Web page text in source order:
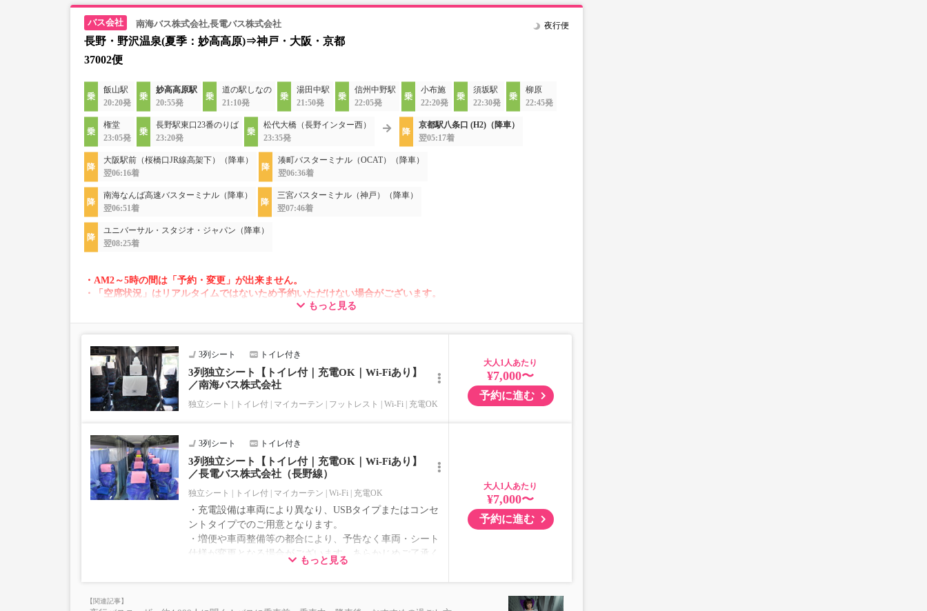
南海バス株式会社,長電バス株式会社
長野・野沢温泉(夏季：妙高高原)⇒神戸・大阪・京都
37002便
夜行便
飯山駅
20:20発
妙高高原駅
20:55発
道の駅しなの
21:10発
湯田中駅
21:50発
信州中野駅
22:05発
小布施
22:20発
須坂駅
22:30発
柳原
22:45発
権堂
23:05発
長野駅東口23番のりば
23:20発
松代大橋（長野インター西）
23:35発
京都駅八条口 (H2)（降車）
翌05:17着
大阪駅前（桜橋口JR線高架下）（降車）
翌06:16着
湊町バスターミナル（OCAT）（降車）
翌06:36着
南海なんば高速バスターミナル（降車）
翌06:51着
三宮バスターミナル（神戸）（降車）
翌07:46着
ユニバーサル・スタジオ・ジャパン（降車）
翌08:25着
・AM2～5時の間は「予約・変更」が出来ません。
・「空席状況」はリアルタイムではないため予約いただけない場合がございます。
・変動運賃採用路線のため購入のタイミングで運賃が変動する場合がございます。
すので、あらかじめご了承ください。
【ご注意下さい！スキー板、スノーボードは、お積み込み出来ません。】
スキー板・スノーボード等大型荷物は、トランク及び車内持ち込みもお受けできません。
お荷物のサイズは、HPをご覧ください。ご理解・ご了承の程お願い申し上げます。
もっと見る
3列シート トイレ付き
3列独立シート【トイレ付｜充電OK｜Wi-Fiあり】
／南海バス株式会社
独立シート トイレ付 マイカーテン フットレスト Wi-Fi 充電OK
大人
¥7,000〜
予約に進む
3列シート トイレ付き
3列独立シート【トイレ付｜充電OK｜Wi-Fiあり】
／長電バス株式会社（長野線）
独立シート トイレ付 マイカーテン Wi-Fi 充電OK
・充電設備は車両により異なり、USBタイプまたはコンセ
ントタイプでのご用意となります。
・増便や車両整備等の都合により、予告なく車両・シート
仕様が変更となる場合がございます。あらかじめご了承く
もっと見る
大人
¥7,000〜
予約に進む